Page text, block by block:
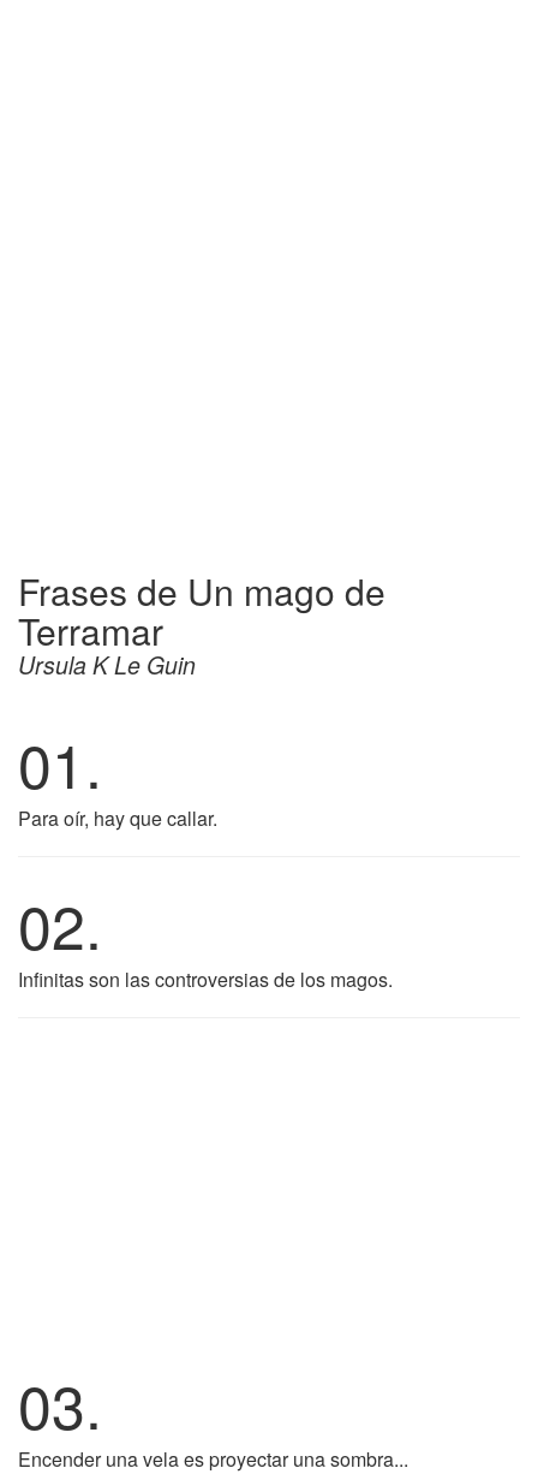
Frases de Un mago de
Terramar
Ursula K Le Guin
01.
Para oír, hay que callar.
02.
Infinitas son las controversias de los magos.
03.
Encender una vela es proyectar una sombra...